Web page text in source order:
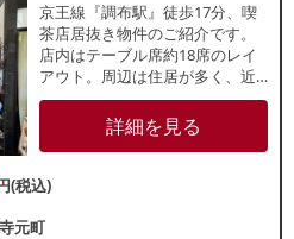
京王線『調布駅』徒歩17分、喫
茶店居抜き物件のご紹介です。
店内はテーブル席約18席のレイ
アウト。周辺は住居が多く、近
隣住民テイクアウト需要も期待
できます。諸条件等、お気軽に
お問合せください。
詳細を見る
(税込)
元町